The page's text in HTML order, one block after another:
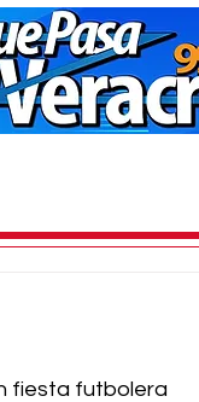
fiesta futbolera